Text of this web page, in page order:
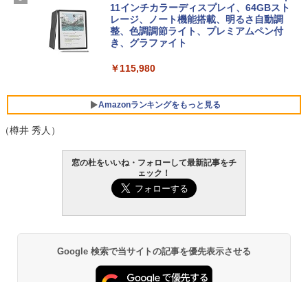
FMV ノートパソコン WE1-K3 (MS 365 P
ersonal/Copilotキー搭載/Win 11/15.6型/
Core i5/16GB/SSD 512GB/ホワイト) FM
VWK3E15W_AZ
￥139,880
11インチカラーディスプレイ、64GBスト
レージ、ノート機能搭載、明るさ自動調
整、色調調節ライト、プレミアムペン付
き、グラファイト
￥115,980
Amazonランキングをもっと見る
（樽井 秀人）
窓の杜をいいね・フォローして最新記事をチ
ェック！
Google 検索で当サイトの記事を優先表示させる